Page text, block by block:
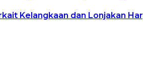
Kelangkaan dan Lonjakan